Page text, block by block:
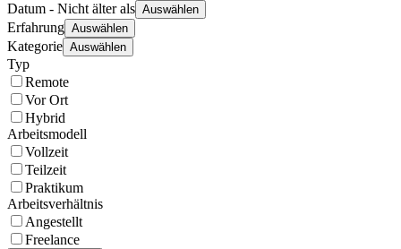
Datum - Nicht älter als Auswählen
Erfahrung Auswählen
Kategorie Auswählen
Typ
Remote
Vor Ort
Hybrid
Arbeitsmodell
Vollzeit
Teilzeit
Praktikum
Arbeitsverhältnis
Angestellt
Freelance